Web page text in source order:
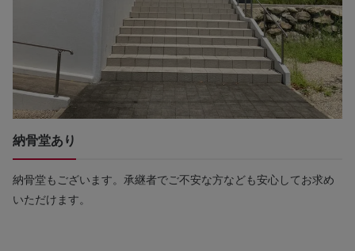
納骨堂あり
納骨堂もございます。承継者でご不安な方なども安心してお求め
いただけます。